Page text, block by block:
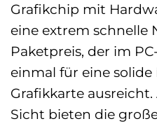
Grafikchip mit
eine extrem schnelle
Paketpreis, der im
einmal für eine solide
Grafikkarte
Sicht bieten die